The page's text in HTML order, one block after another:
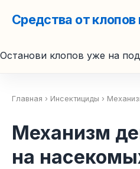
Средства от
Останови клопов уже на
Главная › Инсектициды ›
Механизм
на